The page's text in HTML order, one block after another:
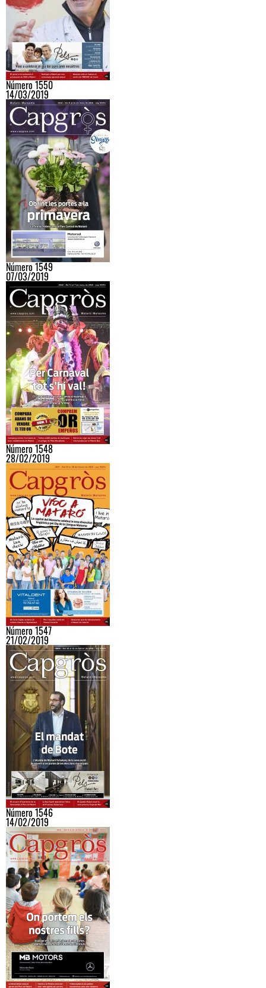
Número 1550
14/03/2019
Número 1549
07/03/2019
Número 1548
28/02/2019
Número 1547
21/02/2019
Número 1546
14/02/2019